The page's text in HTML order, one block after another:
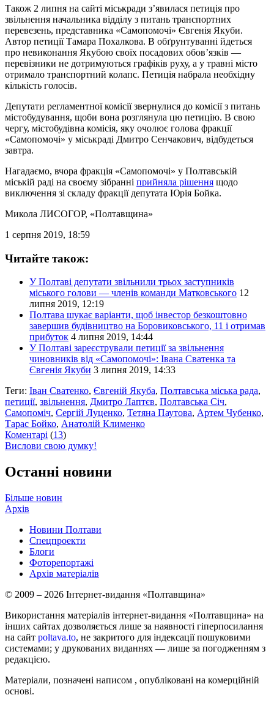
Також 2 липня на сайті міськради з’явилася петиція про
звільнення начальника відділу з питань транспортних
перевезень, представника «Самопомочі» Євгенія Якуби.
Автор петиції Тамара Похалкова. В обґрунтуванні йдеться
про невиконання Якубою своїх посадових обов’язків —
перевізники не дотримуються графіків руху, а у травні місто
отримало транспортний колапс. Петиція набрала необхідну
кількість голосів.
Депутати регламентної комісії звернулися до комісії з питань
містобудування, щоби вона розглянула цю петицію. В свою
чергу, містобудівна комісія, яку очолює голова фракції
«Самопомочі» у міськраді Дмитро Сенчакович, відбудеться
завтра.
Нагадаємо, вчора фракція «Самопомочі» у Полтавській
міській раді на своєму зібранні прийняла рішення щодо
виключення зі складу фракції депутата Юрія Бойка.
Микола ЛИСОГОР, «Полтавщина»
1 серпня 2019, 18:59
Читайте також:
У Полтаві депутати звільнили трьох заступників
міського голови — членів команди Матковського 12
липня 2019, 12:19
Полтава шукає варіанти, щоб інвестор безкоштовно
завершив будівництво на Боровиковського, 11 і отримав
прибуток 4 липня 2019, 14:44
У Полтаві зареєстрували петиції за звільнення
чиновників від «Самопомочі»: Івана Сватенка та
Євгенія Якуби 3 липня 2019, 14:33
Теги: Іван Сватенко, Євгеній Якуба, Полтавська міська рада,
петиції, звільнення, Дмитро Лаптєв, Полтавська Січ,
Самопоміч, Сергій Луценко, Тетяна Паутова, Артем Чубенко,
Тарас Бойко, Анатолій Клименко
Коментарі (13)
Вислови свою думку!
Останні новини
Більше новин
Архів
Новини Полтави
Спецпроекти
Блоги
Фоторепортажі
Архів матеріалів
© 2009 – 2026 Інтернет-видання «Полтавщина»
Використання матеріалів інтернет-видання «Полтавщина» на
інших сайтах дозволяється лише за наявності гіперпосилання
на сайт poltava.to, не закритого для індексації пошуковими
системами; у друкованих виданнях — лише за погодженням з
редакцією.
Матеріали, позначені написом , опубліковані на комерційній
основі.